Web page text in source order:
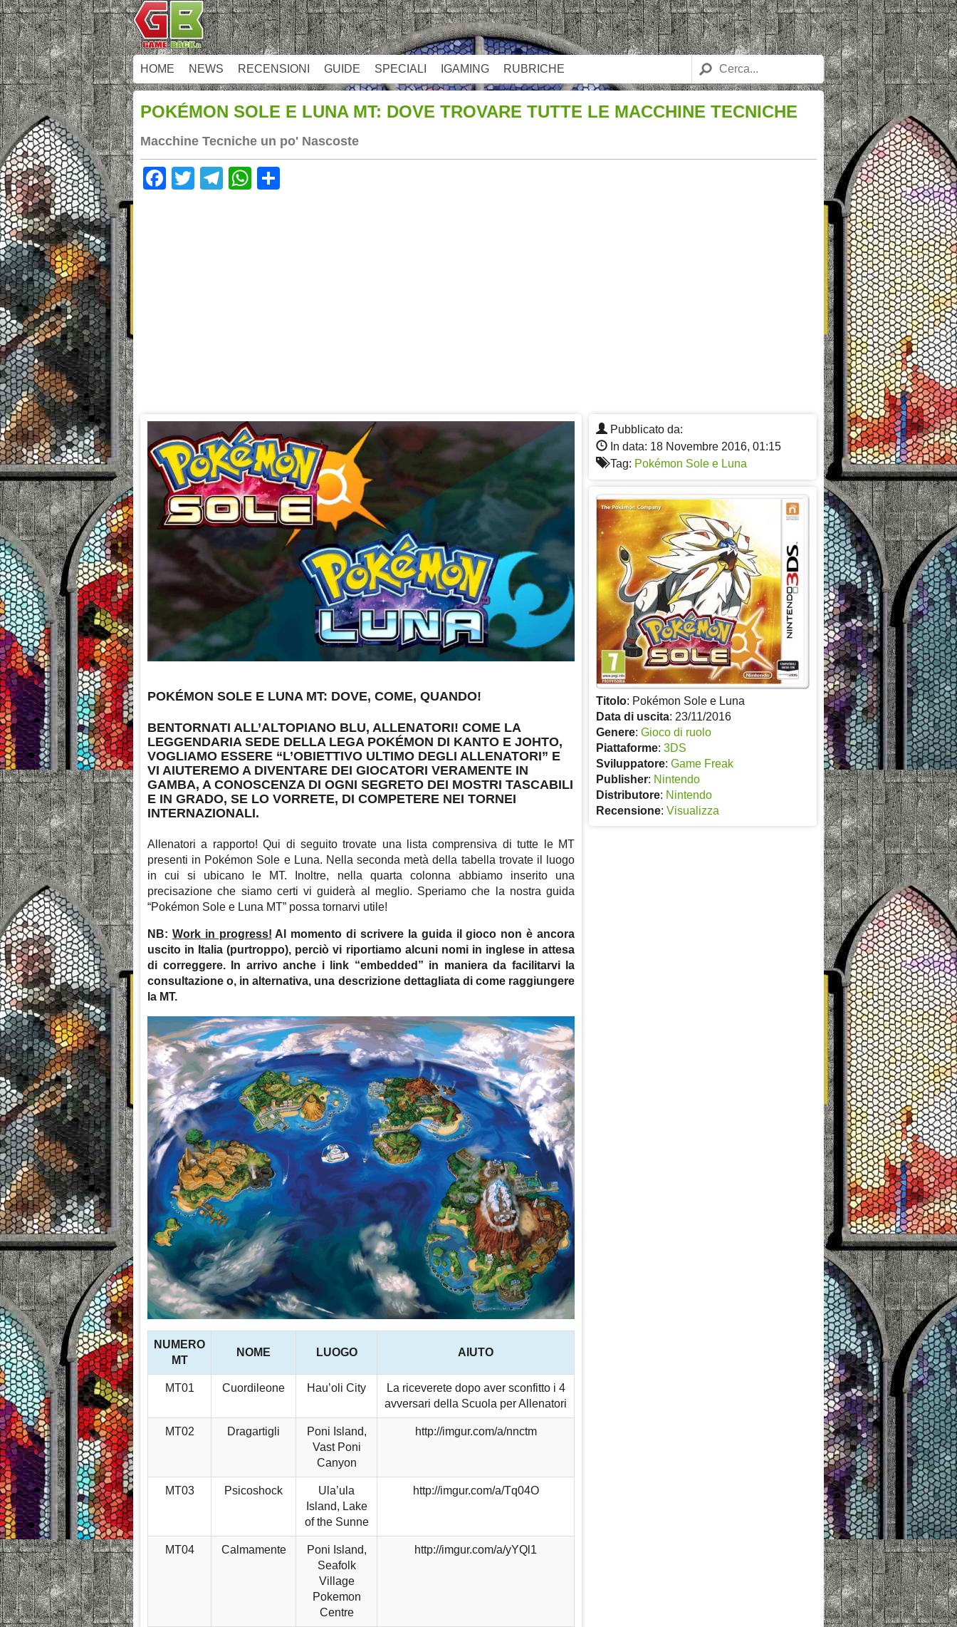
HOME NEWS RECENSIONI GUIDE SPECIALI IGAMING RUBRICHE
POKÉMON SOLE E LUNA MT: DOVE TROVARE TUTTE LE MACCHINE TECNICHE
Macchine Tecniche un po' Nascoste
Facebook
TwitterTelegram
WhatsApp
Pubblicato da:
In data: 18 Novembre 2016, 01:15
Tag: Pokémon Sole e Luna
Titolo: Pokémon Sole e Luna
Data di uscita: 23/11/2016
Genere: Gioco di ruolo
Piattaforme: 3DS
Sviluppatore: Game Freak
Publisher: Nintendo
Distributore: Nintendo
Recensione: Visualizza
POKÉMON SOLE E LUNA MT: DOVE, COME, QUANDO!
BENTORNATI ALL’ALTOPIANO BLU, ALLENATORI! COME LA
LEGGENDARIA SEDE DELLA LEGA POKÉMON DI KANTO E JOHTO,
VOGLIAMO ESSERE “L’OBIETTIVO ULTIMO DEGLI ALLENATORI” E
VI AIUTEREMO A DIVENTARE DEI GIOCATORI VERAMENTE IN
GAMBA, A CONOSCENZA DI OGNI SEGRETO DEI MOSTRI TASCABILI
E IN GRADO, SE LO VORRETE, DI COMPETERE NEI TORNEI
INTERNAZIONALI.
Allenatori a rapporto! Qui di seguito trovate una lista comprensiva di tutte le MT
presenti in Pokémon Sole e Luna. Nella seconda metà della tabella trovate il luogo
in cui si ubicano le MT. Inoltre, nella quarta colonna abbiamo inserito una
precisazione che siamo certi vi guiderà al meglio. Speriamo che la nostra guida
“Pokémon Sole e Luna MT” possa tornarvi utile!
NB: Work in progress! Al momento di scrivere la guida il gioco non è ancora
uscito in Italia (purtroppo), perciò vi riportiamo alcuni nomi in inglese in attesa
di correggere. In arrivo anche i link “embedded” in maniera da facilitarvi la
consultazione o, in alternativa, una descrizione dettagliata di come raggiungere
la MT.
NUMERO
MT
NOME LUOGO AIUTO
MT01 Cuordileone Hau’oli City
La riceverete dopo aver sconfitto i 4
avversari della Scuola per Allenatori
MT02 Dragartigli
Poni Island,
Vast Poni
Canyon
http://imgur.com/a/nnctm
MT03 Psicoshock
Ula’ula
Island, Lake
of the Sunne
http://imgur.com/a/Tq04O
MT04 Calmamente
Poni Island,
Seafolk
Village
Pokemon
Centre
http://imgur.com/a/yYQl1